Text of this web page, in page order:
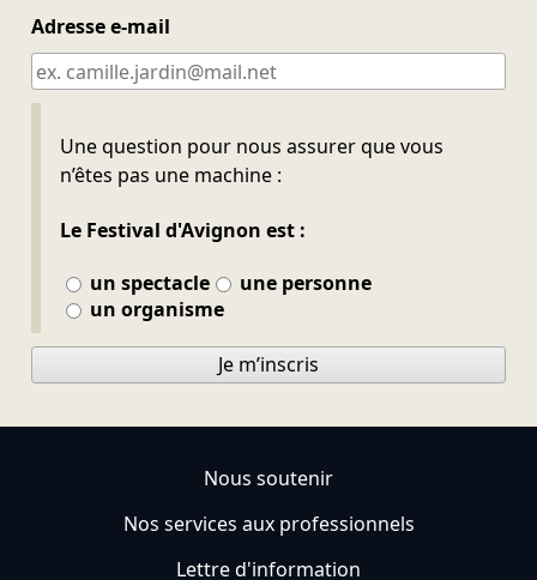
Adresse e-mail
Une question pour nous assurer que vous
n’êtes pas une machine :
Le Festival d'Avignon est :
un spectacle
une personne
un organisme
Ne pas remplir
Je m’inscris
Nous soutenir
Nos services aux professionnels
Lettre d'information